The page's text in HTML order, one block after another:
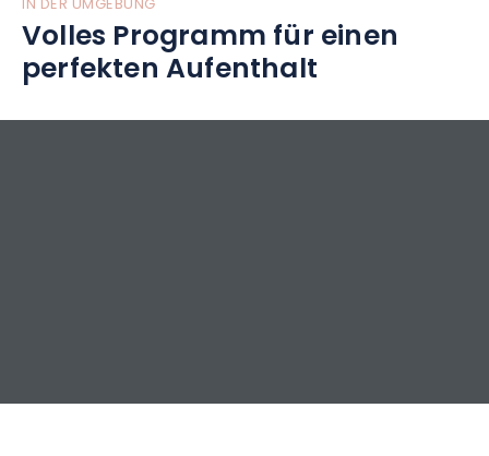
IN DER UMGEBUNG
Volles Programm für einen
perfekten Aufenthalt